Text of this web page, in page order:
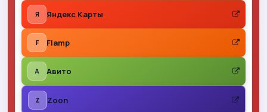
Я Яндекс Карты
F Flamp
A Авито
Z Zoon